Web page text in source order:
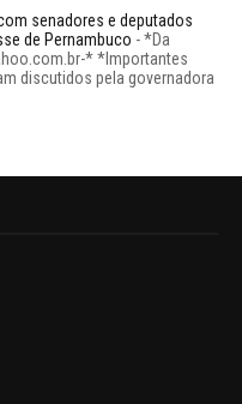
senadores e deputados
de Pernambuco -*Da
* *Importantes
discutidos pela governadora